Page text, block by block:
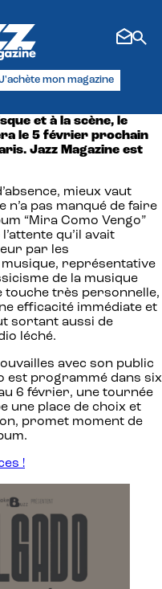
mon magazine
et à la scène, le
le 5 février prochain
Jazz Magazine est
mieux vaut
n’a pas manqué de faire
“Mira Como Vengo”
qu’il avait
par les
musique, représentative
de la musique
touche très personnelle,
efficacité immédiate et
sortant aussi de
léché.
avec son public
est programmé dans six
6 février, une tournée
une place de choix et
promet moment de
!